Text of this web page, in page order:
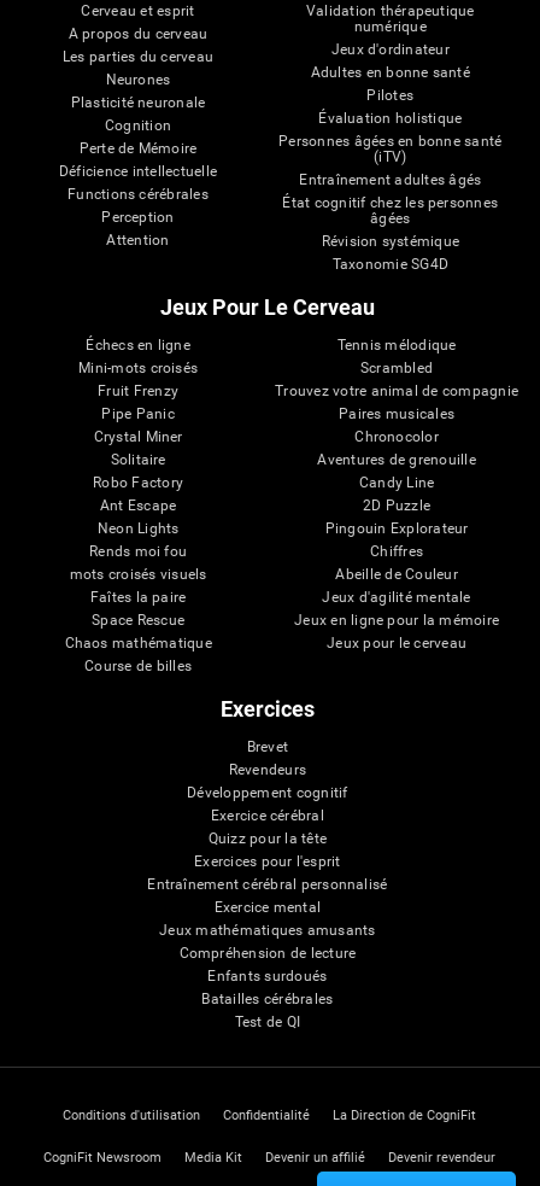
Cerveau et esprit
A propos du cerveau
Les parties du cerveau
Neurones
Plasticité neuronale
Cognition
Perte de Mémoire
Déficience intellectuelle
Functions cérébrales
Perception
Attention
Validation thérapeutique
numérique
Jeux d'ordinateur
Adultes en bonne santé
Pilotes
Évaluation holistique
Personnes âgées en bonne santé
(iTV)
Entraînement adultes âgés
État cognitif chez les personnes
âgées
Révision systémique
Taxonomie SG4D
Jeux Pour Le Cerveau
Échecs en ligne
Mini-mots croisés
Fruit Frenzy
Pipe Panic
Crystal Miner
Solitaire
Robo Factory
Ant Escape
Neon Lights
Rends moi fou
mots croisés visuels
Faîtes la paire
Space Rescue
Chaos mathématique
Course de billes
Tennis mélodique
Scrambled
Trouvez votre animal de compagnie
Paires musicales
Chronocolor
Aventures de grenouille
Candy Line
2D Puzzle
Pingouin Explorateur
Chiffres
Abeille de Couleur
Jeux d'agilité mentale
Jeux en ligne pour la mémoire
Jeux pour le cerveau
Exercices
Brevet
Revendeurs
Développement cognitif
Exercice cérébral
Quizz pour la tête
Exercices pour l'esprit
Entraînement cérébral personnalisé
Exercice mental
Jeux mathématiques amusants
Compréhension de lecture
Enfants surdoués
Batailles cérébrales
Test de QI
Conditions d'utilisation Confidentialité La Direction de CogniFit
CogniFit Newsroom Media Kit Devenir un affilié Devenir revendeur